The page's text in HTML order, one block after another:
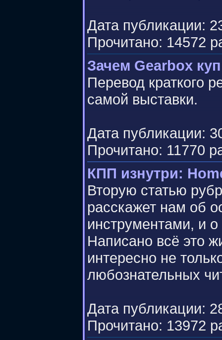
Дата публикации:
Прочитано: 14572
Зачем Gearbox
Перевод краткого
самой выставки.
Дата публикации:
Прочитано: 11770
КПП изнутри:
Вторую статью
расскажет нам об
инструментами, и
Написано всё это
интересно не
любознательных
Дата публикации:
Прочитано: 13972